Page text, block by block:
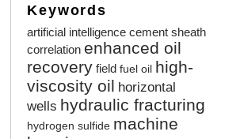
Keywords
artificial intelligence cement sheath
correlation enhanced oil
recovery field fuel oil high-
viscosity oil horizontal
wells hydraulic fracturing
hydrogen sulfide machine